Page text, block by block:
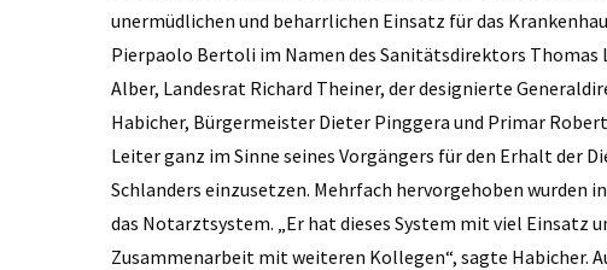
unermüdlichen und beharrlichen Einsatz für das
Pierpaolo Bertoli im Namen des Sanitätsdirektors
Alber, Landesrat Richard Theiner, der designierte
Habicher, Bürgermeister Dieter Pinggera und Primar
Leiter ganz im Sinne seines Vorgängers für den Erhalt der
Schlanders einzusetzen. Mehrfach hervorgehoben wurden
das Notarztsystem. „Er hat dieses System mit viel Einsatz
Zusammenarbeit mit weiteren Kollegen“, sagte Habicher.